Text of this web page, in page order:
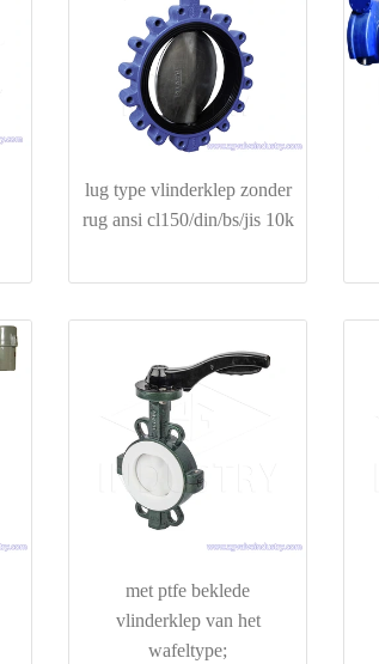
lug type vlinderklep zonder
rug ansi cl150/din/bs/jis 10k
met ptfe beklede
vlinderklep van het
wafeltype;